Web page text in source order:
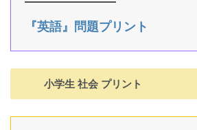
『英語』問題プリント
小学生 社会 プリント